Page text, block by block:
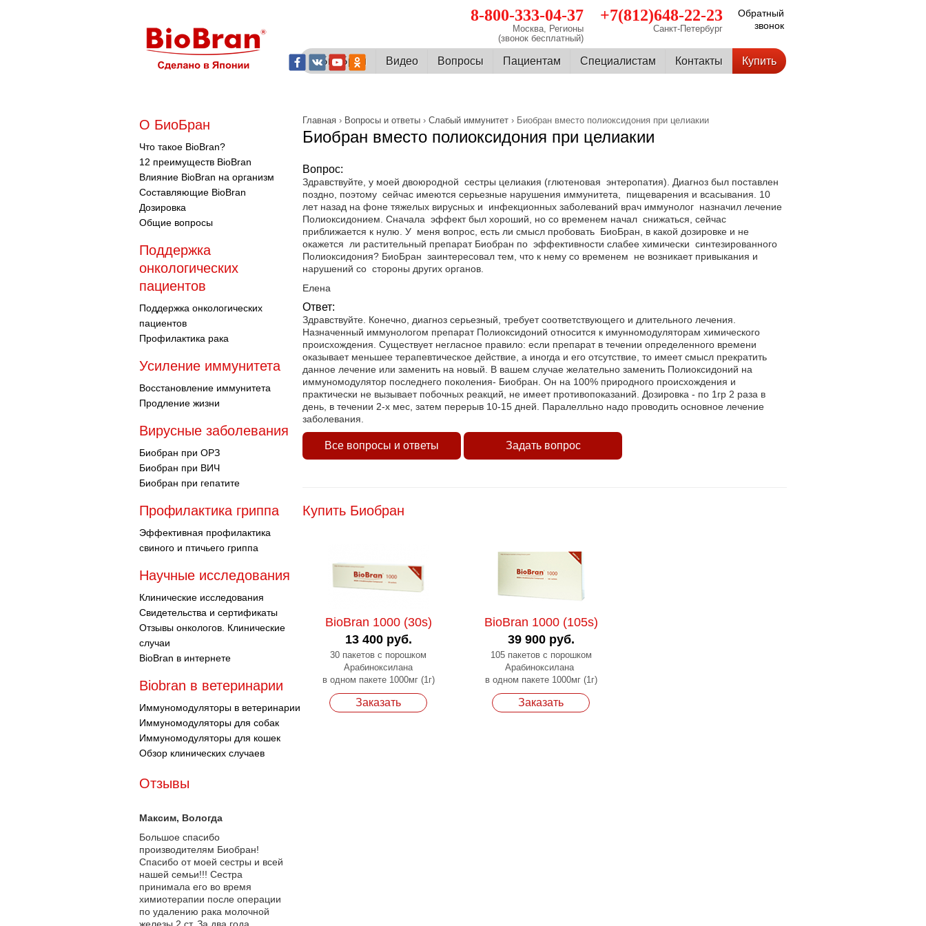
Обратный
звонок
+7(812)648-22-23
Санкт-Петербург
8-800-333-04-37
Москва, Регионы
(звонок бесплатный)
О БиоБран Видео Вопросы Пациентам Cпециалистам Контакты Купить
Главная › Вопросы и ответы › Слабый иммунитет › Биобран вместо полиоксидония при целиакии
Биобран вместо полиоксидония при целиакии
Вопрос:
Здравствуйте, у моей двоюродной сестры целиакия (глютеновая энтеропатия). Диагноз был поставлен
поздно, поэтому сейчас имеются серьезные нарушения иммунитета, пищеварения и всасывания. 10
лет назад на фоне тяжелых вирусных и инфекционных заболеваний врач иммунолог назначил лечение
Полиоксидонием. Сначала эффект был хороший, но со временем начал снижаться, сейчас
приближается к нулю. У меня вопрос, есть ли смысл пробовать БиоБран, в какой дозировке и не
окажется ли растительный препарат Биобран по эффективности слабее химически синтезированного
Полиоксидония? БиоБран заинтересовал тем, что к нему со временем не возникает привыкания и
нарушений со стороны других органов.
Елена
Ответ:
Здравствуйте. Конечно, диагноз серьезный, требует соответствующего и длительного лечения.
Назначенный иммунологом препарат Полиоксидоний относится к имунномодуляторам химического
происхождения. Существует негласное правило: если препарат в течении определенного времени
оказывает меньшее терапевтическое действие, а иногда и его отсутствие, то имеет смысл прекратить
данное лечение или заменить на новый. В вашем случае желательно заменить Полиоксидоний на
иммуномодулятор последнего поколения- Биобран. Он на 100% природного происхождения и
практически не вызывает побочных реакций, не имеет противопоказаний. Дозировка - по 1гр 2 раза в
день, в течении 2-х мес, затем перерыв 10-15 дней. Паралелльно надо проводить основное лечение
заболевания.
Все вопросы и ответы Задать вопрос
Купить Биобран
BioBran 1000 (30s)
13 400 руб.
30 пакетов с порошком
Арабиноксилана
в одном пакете 1000мг (1г)
Заказать
BioBran 1000 (105s)
39 900 руб.
105 пакетов с порошком
Арабиноксилана
в одном пакете 1000мг (1г)
Заказать
О БиоБран
Что такое BioBran?
12 преимуществ BioBran
Влияние BioBran на организм
Составляющие BioBran
Дозировка
Общие вопросы
Поддержка
онкологических
пациентов
Поддержка онкологических
пациентов
Профилактика рака
Усиление иммунитета
Восстановление иммунитета
Продление жизни
Вирусные заболевания
Биобран при ОРЗ
Биобран при ВИЧ
Биобран при гепатите
Профилактика гриппа
Эффективная профилактика
свиного и птичьего гриппа
Научные исследования
Клинические исследования
Свидетельства и сертификаты
Отзывы онкологов. Клинические
случаи
BioBran в интернете
Biobran в ветеринарии
Иммуномодуляторы в ветеринарии
Иммуномодуляторы для собак
Иммуномодуляторы для кошек
Обзор клинических случаев
Отзывы
Максим, Вологда
Большое спасибо
производителям Биобран!
Спасибо от моей сестры и всей
нашей семьи!!! Сестра
принимала его во время
химиотерапии после операции
по удалению рака молочной